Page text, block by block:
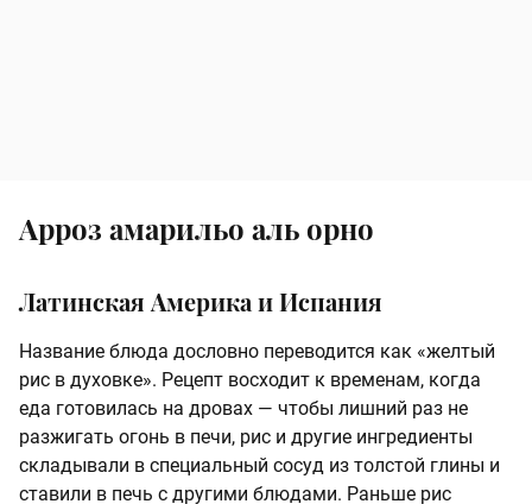
Арроз амарильо аль орно
Латинская Америка и Испания
Название блюда дословно переводится как «желтый
рис в духовке». Рецепт восходит к временам, когда
еда готовилась на дровах — чтобы лишний раз не
разжигать огонь в печи, рис и другие ингредиенты
складывали в специальный сосуд из толстой глины и
ставили в печь с другими блюдами. Раньше рис